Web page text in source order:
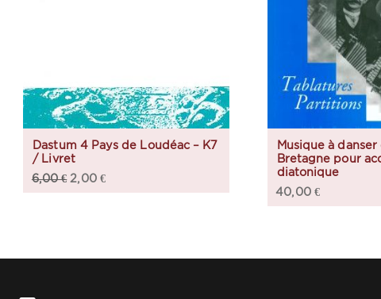
Dastum 4 Pays de Loudéac – K7
/ Livret
6,00€ 2,00 €
Musique à
Bretagne pour
diatonique
40,00 €